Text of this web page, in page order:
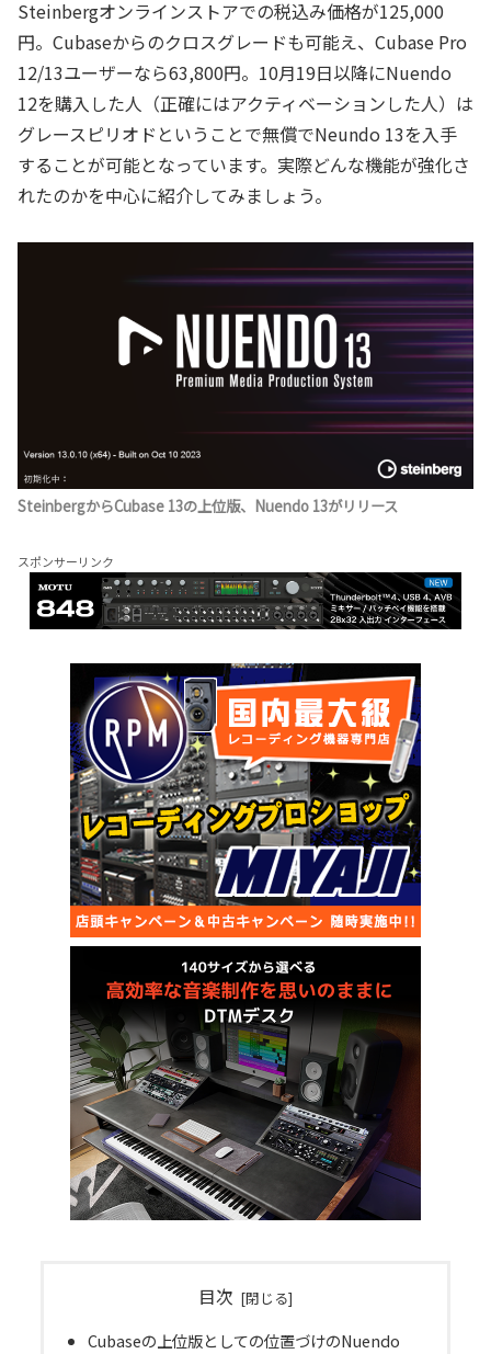
Steinbergオンラインストアでの税込み価格が125,000
円。Cubaseからのクロスグレードも可能え、Cubase Pro
12/13ユーザーなら63,800円。10月19日以降にNuendo
12を購入した人（正確にはアクティベーションした人）は
グレースピリオドということで無償でNeundo 13を入手
することが可能となっています。実際どんな機能が強化さ
れたのかを中心に紹介してみましょう。
SteinbergからCubase 13の上位版、Nuendo 13がリリース
スポンサーリンク
目次
Cubaseの上位版としての位置づけのNuendo